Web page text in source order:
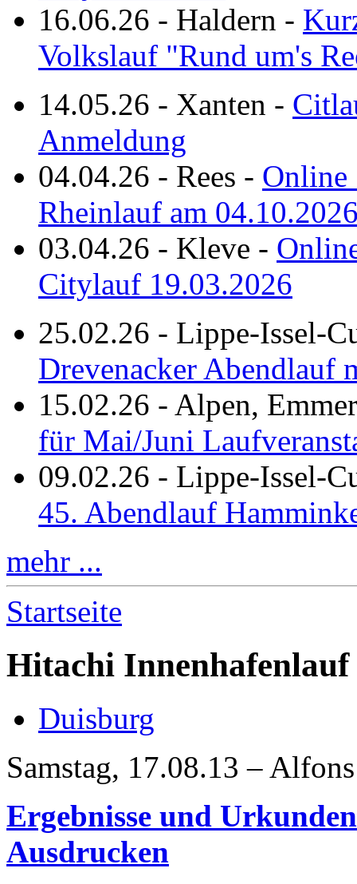
16.06.26 - Haldern -
Volkslauf "Rund um's
14.05.26 - Xanten -
Anmeldung
04.04.26 - Rees - Online
Rheinlauf am
03.04.26 - Kleve -
Citylauf 19.03.2026
25.02.26 - Lippe-Issel-
Drevenacker Abendlauf
15.02.26 - Alpen,
für Mai/Juni
09.02.26 - Lippe-Issel-
45. Abendlauf
mehr ...
Startseite
Hitachi Innenhafenlauf
Duisburg
Samstag, 17.08.13 –
Ergebnisse und
Ausdrucken